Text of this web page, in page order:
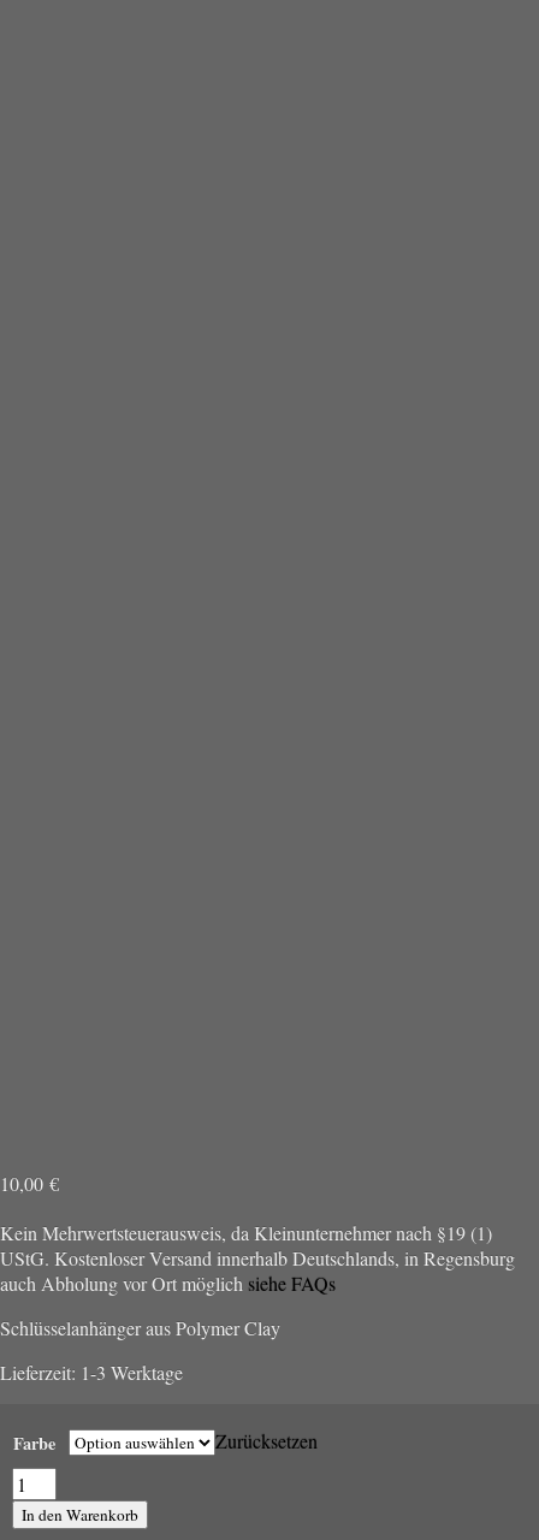
10,00 €
Kein Mehrwertsteuerausweis, da Kleinunternehmer nach §19 (1)
UStG. Kostenloser Versand innerhalb Deutschlands, in Regensburg
auch Abholung vor Ort möglich siehe FAQs
Schlüsselanhänger aus Polymer Clay
Lieferzeit: 1-3 Werktage
Farbe Zurücksetzen
Schlüsselanhänger/Taschenbaumler
"Schütze"
Menge
In den Warenkorb